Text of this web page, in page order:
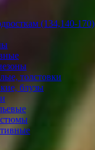
(134,140-170)
толстовки
блузы